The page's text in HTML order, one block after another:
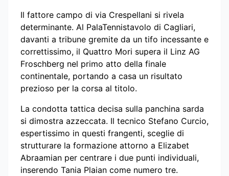
Il fattore campo di via Crespellani si rivela
determinante. Al PalaTennistavolo di Cagliari,
davanti a tribune gremite da un tifo incessante e
correttissimo, il Quattro Mori supera il Linz AG
Froschberg nel primo atto della finale
continentale, portando a casa un risultato
prezioso per la corsa al titolo.
La condotta tattica decisa sulla panchina sarda
si dimostra azzeccata. Il tecnico Stefano Curcio,
espertissimo in questi frangenti, sceglie di
strutturare la formazione attorno a Elizabet
Abraamian per centrare i due punti individuali,
inserendo Tania Plaian come numero tre.